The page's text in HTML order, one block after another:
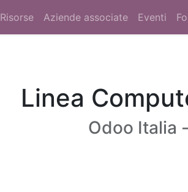
Risorse Aziende associate Eventi
Linea
Odoo Italia -